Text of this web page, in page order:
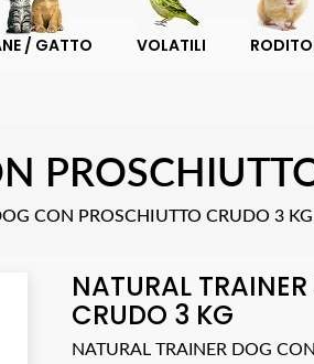
/ GATTO VOLATILI
CON PROSCHIUTTO CRUDO 3 KG
NATURAL
CRUDO 3 KG
NATURAL TRAINER DOG